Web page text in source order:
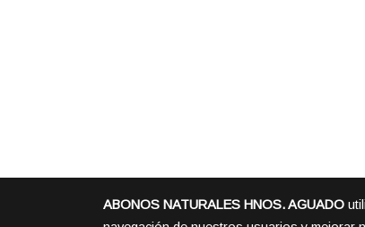
ABONOS NATURALES HNOS. AGUADO